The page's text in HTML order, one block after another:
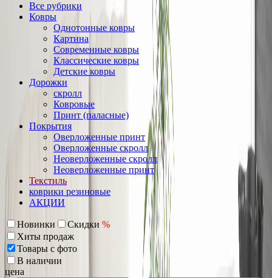
Все рубрики
Ковры
Однотонные ковры
Картина
Современные ковры
Классические ковры
Детские ковры
Дорожки
скролл
Ковровые
Принт (паласные)
Покрытия
Оверложенные принт
Оверложенные скролл
Неоверложенные скролл
Неоверложенные принт
Текстиль
коврики резиновые
АКЦИИ
Новинки Скидки %
Хиты продаж
Товары с фото
В наличии
цена